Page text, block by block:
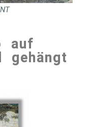
auf
gehängt